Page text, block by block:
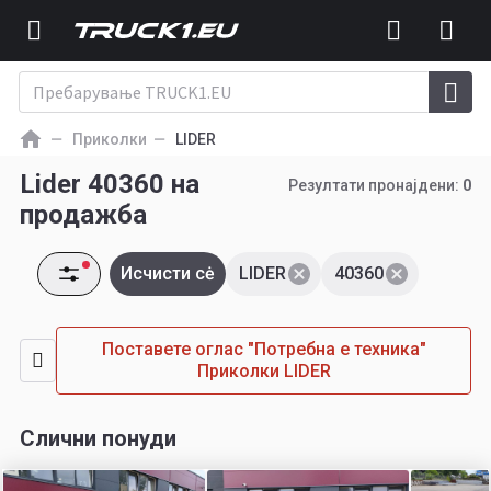
Приколки LIDER
Lider 40360 на
продажба
Резултати пронајдени: 0
40360
LIDER
Исчисти сė
Поставете оглас "Потребна е техника"
Приколки LIDER
Слични понуди